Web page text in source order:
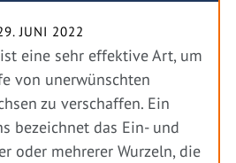
JUNI 2022
eine sehr effektive Art, um
von unerwünschten
zu verschaffen. Ein
bezeichnet das Ein- und
oder mehrerer Wurzeln, die